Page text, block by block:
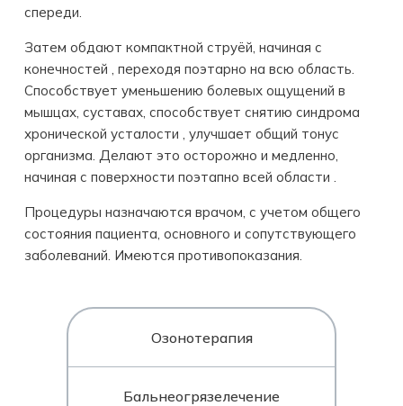
спереди.
Затем обдают компактной струёй, начиная с
конечностей , переходя поэтарно на всю область.
Способствует уменьшению болевых ощущений в
мышцах, суставах, способствует снятию синдрома
хронической усталости , улучшает общий тонус
организма. Делают это осторожно и медленно,
начиная с поверхности поэтапно всей области .
Процедуры назначаются врачом, с учетом общего
состояния пациента, основного и сопутствующего
заболеваний. Имеются противопоказания.
Озонотерапия
Бальнеогрязелечение